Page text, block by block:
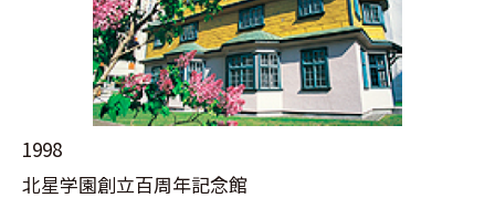
1998
北星学園創立百周年記念館